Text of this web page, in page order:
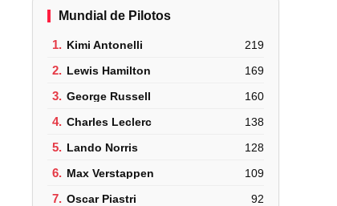
Mundial de Pilotos
1. Kimi Antonelli 219
2. Lewis Hamilton 169
3. George Russell 160
4. Charles Leclerc 138
5. Lando Norris 128
6. Max Verstappen 109
7. Oscar Piastri 92